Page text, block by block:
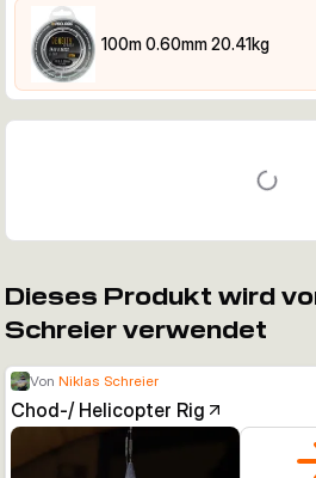
100m 0.60mm 20.41kg
Dieses Produkt wird
Schreier verwendet
Von Niklas Schreier
Chod-/ Helicopter Rig